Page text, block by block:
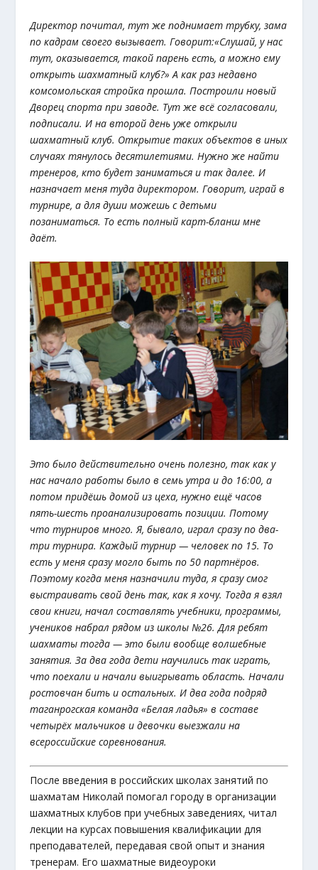
Директор почитал, тут же поднимает трубку, зама
по кадрам своего вызывает. Говорит:«Слушай, у нас
тут, оказывается, такой парень есть, а можно ему
открыть шахматный клуб?» А как раз недавно
комсомольская стройка прошла. Построили новый
Дворец спорта при заводе. Тут же всё согласовали,
подписали. И на второй день уже открыли
шахматный клуб. Открытие таких объектов в иных
случаях тянулось десятилетиями. Нужно же найти
тренеров, кто будет заниматься и так далее. И
назначает меня туда директором. Говорит, играй в
турнире, а для души можешь с детьми
позаниматься. То есть полный карт-бланш мне
даёт.
Это было действительно очень полезно, так как у
нас начало работы было в семь утра и до 16:00, а
потом придёшь домой из цеха, нужно ещё часов
пять-шесть проанализировать позиции. Потому
что турниров много. Я, бывало, играл сразу по два-
три турнира. Каждый турнир — человек по 15. То
есть у меня сразу могло быть по 50 партнёров.
Поэтому когда меня назначили туда, я сразу смог
выстраивать свой день так, как я хочу. Тогда я взял
свои книги, начал составлять учебники, программы,
учеников набрал рядом из школы №26. Для ребят
шахматы тогда — это были вообще волшебные
занятия. За два года дети научились так играть,
что поехали и начали выигрывать область. Начали
ростовчан бить и остальных. И два года подряд
таганрогская команда «Белая ладья» в составе
четырёх мальчиков и девочки выезжали на
всероссийские соревнования.
После введения в российских школах занятий по
шахматам Николай помогал городу в организации
шахматных клубов при учебных заведениях, читал
лекции на курсах повышения квалификации для
преподавателей, передавая свой опыт и знания
тренерам. Его шахматные видеоуроки